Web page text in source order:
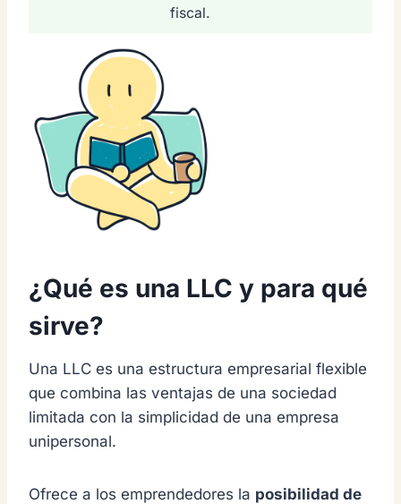
fiscal.
¿Qué es una LLC y para qué
sirve?
Una LLC es una estructura empresarial flexible
que combina las ventajas de una sociedad
limitada con la simplicidad de una empresa
unipersonal.
Ofrece a los emprendedores la posibilidad de